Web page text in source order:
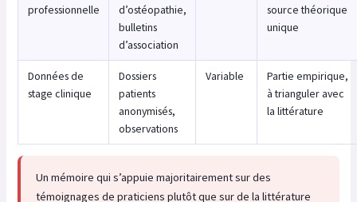
professionnelle
d’ostéopathie,
bulletins
d’association
source théorique
unique
Données de
stage clinique
Dossiers
patients
anonymisés,
observations
Variable
Partie empirique,
à trianguler avec
la littérature
Un mémoire qui s’appuie majoritairement sur des
témoignages de praticiens plutôt que sur de la littérature